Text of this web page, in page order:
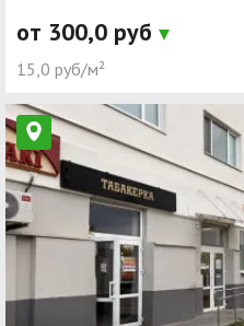
от 300,0 руб
15,0 руб/м²